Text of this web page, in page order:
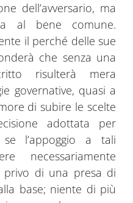
dell’avversario, ma
al bene comune.
il perché delle sue
che senza una
risulterà mera
governative, quasi a
di subire le scelte
adottata per
l’appoggio a tali
necessariamente
privo di una presa di
base; niente di più